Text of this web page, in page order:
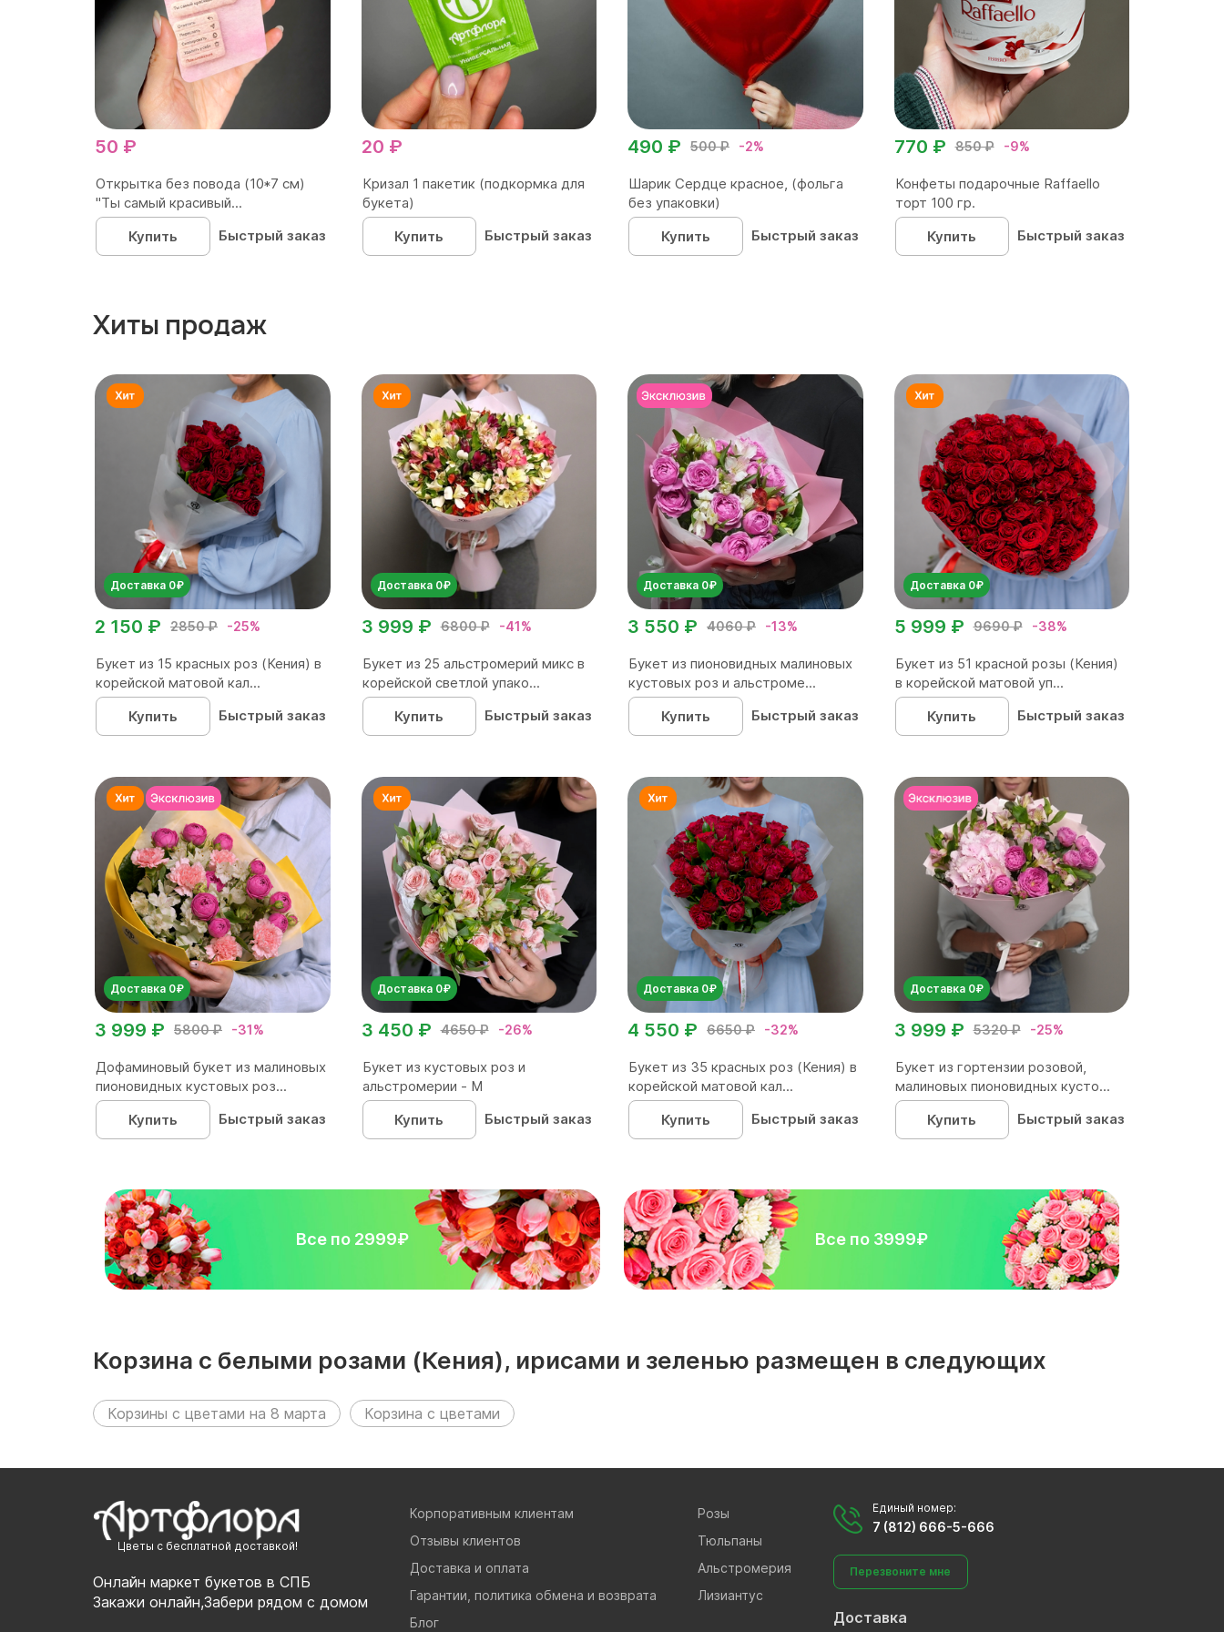
50 ₽
Открытка без повода (10*7 см)
"Ты самый красивый...
Купить
Быстрый заказ
20 ₽
Кризал 1 пакетик (подкормка для
букета)
Купить
Быстрый заказ
500 ₽ -2%
490 ₽
Шарик Сердце красное, (фольга
без упаковки)
Купить
Быстрый заказ
850 ₽ -9%
770 ₽
Конфеты подарочные Raffaello
торт 100 гр.
Купить
Быстрый заказ
Хиты продаж
Доставка 0₽
2850 ₽ -25%
2 150 ₽
Букет из 15 красных роз (Кения) в
корейской матовой кал...
Купить
Быстрый заказ
Доставка 0₽
6800 ₽ -41%
3 999 ₽
Букет из 25 альстромерий микс в
корейской светлой упако...
Купить
Быстрый заказ
Доставка 0₽
4060 ₽ -13%
3 550 ₽
Букет из пионовидных малиновых
кустовых роз и альстроме...
Купить
Быстрый заказ
Доставка 0₽
9690 ₽ -38%
5 999 ₽
Букет из 51 красной розы (Кения)
в корейской матовой уп...
Купить
Быстрый заказ
Доставка 0₽
5800 ₽ -31%
3 999 ₽
Дофаминовый букет из малиновых
пионовидных кустовых роз...
Купить
Быстрый заказ
Доставка 0₽
4650 ₽ -26%
3 450 ₽
Букет из кустовых роз и
альстромерии - М
Купить
Быстрый заказ
Доставка 0₽
6650 ₽ -32%
4 550 ₽
Букет из 35 красных роз (Кения) в
корейской матовой кал...
Купить
Быстрый заказ
Доставка 0₽
5320 ₽ -25%
3 999 ₽
Букет из гортензии розовой,
малиновых пионовидных кусто...
Купить
Быстрый заказ
Все по 2999₽ Все по 3999₽
Корзина с белыми розами (Кения), ирисами и зеленью размещен в следующих
разделах:
Корзины с цветами на 8 марта Корзина с цветами
Цветы с бесплатной доставкой!
Онлайн маркет букетов в СПБ
Закажи онлайн,Забери рядом с домом
Корпоративным клиентам
Отзывы клиентов
Доставка и оплата
Гарантии, политика обмена и возврата
Блог
Розы
Тюльпаны
Альстромерия
Лизиантус
Единый номер:
7 (812) 666-5-666
Перезвоните мне
Доставка